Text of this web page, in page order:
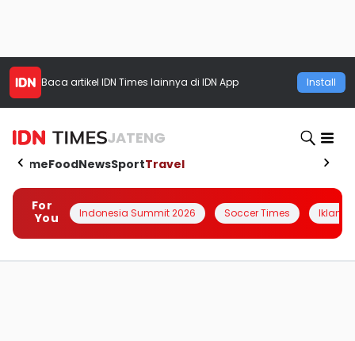
Baca artikel IDN Times lainnya di IDN App Install
JATENG
HomeFoodNewsSportTravel
For
You
Indonesia Summit 2026 Soccer Times Iklanin